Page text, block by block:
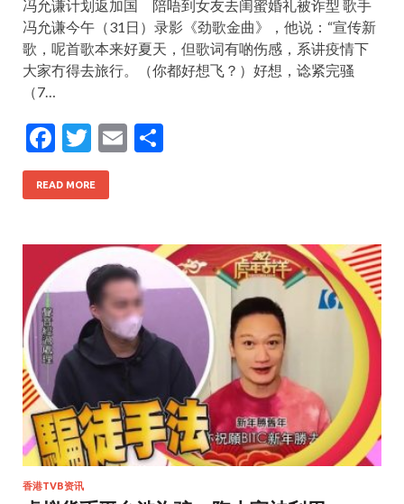
冯允谦计划返加国 陪唔到女友去闺蜜婚礼被诈型 歌手
冯允谦今午（31日）录影《劲歌金曲》，他说：“宣传新
歌，呢首歌本来好夏天，但歌词有啲伤感，系讲疫情下
大家冇得去旅行。（你都好想飞？）好想，谂紧完骚
（7…
F
ac
e
o
o
T
w
itt
E
READ MORE
香港TVB资讯